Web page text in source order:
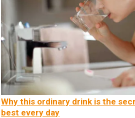
Why this ordinary drink is the
best every day